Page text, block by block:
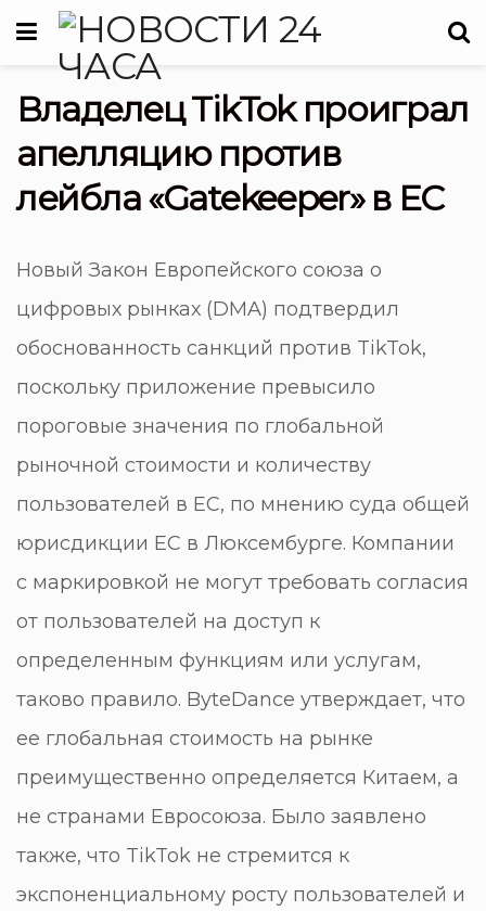
Владелец TikTok проиграл
апелляцию против
лейбла «Gatekeeper» в ЕС
Новый Закон Европейского союза о
цифровых рынках (DMA) подтвердил
обоснованность санкций против TikTok,
поскольку приложение превысило
пороговые значения по глобальной
рыночной стоимости и количеству
пользователей в ЕС, по мнению суда общей
юрисдикции ЕС в Люксембурге. Компании
с маркировкой не могут требовать согласия
от пользователей на доступ к
определенным функциям или услугам,
таково правило. ByteDance утверждает, что
ее глобальная стоимость на рынке
преимущественно определяется Китаем, а
не странами Евросоюза. Было заявлено
также, что TikTok не стремится к
экспоненциальному росту пользователей и